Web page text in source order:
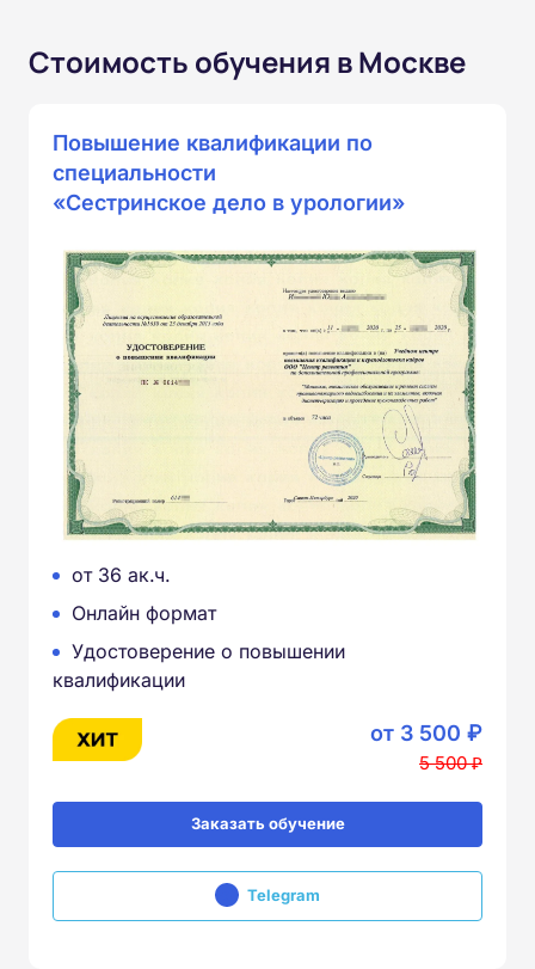
Стоимость обучения в Москве
Повышение квалификации по
специальности
«Сестринское дело в урологии»
от 36 ак.ч.
Онлайн формат
Удостоверение о повышении
квалификации
от 3 500 ₽
5 500 ₽
Заказать обучение
Telegram